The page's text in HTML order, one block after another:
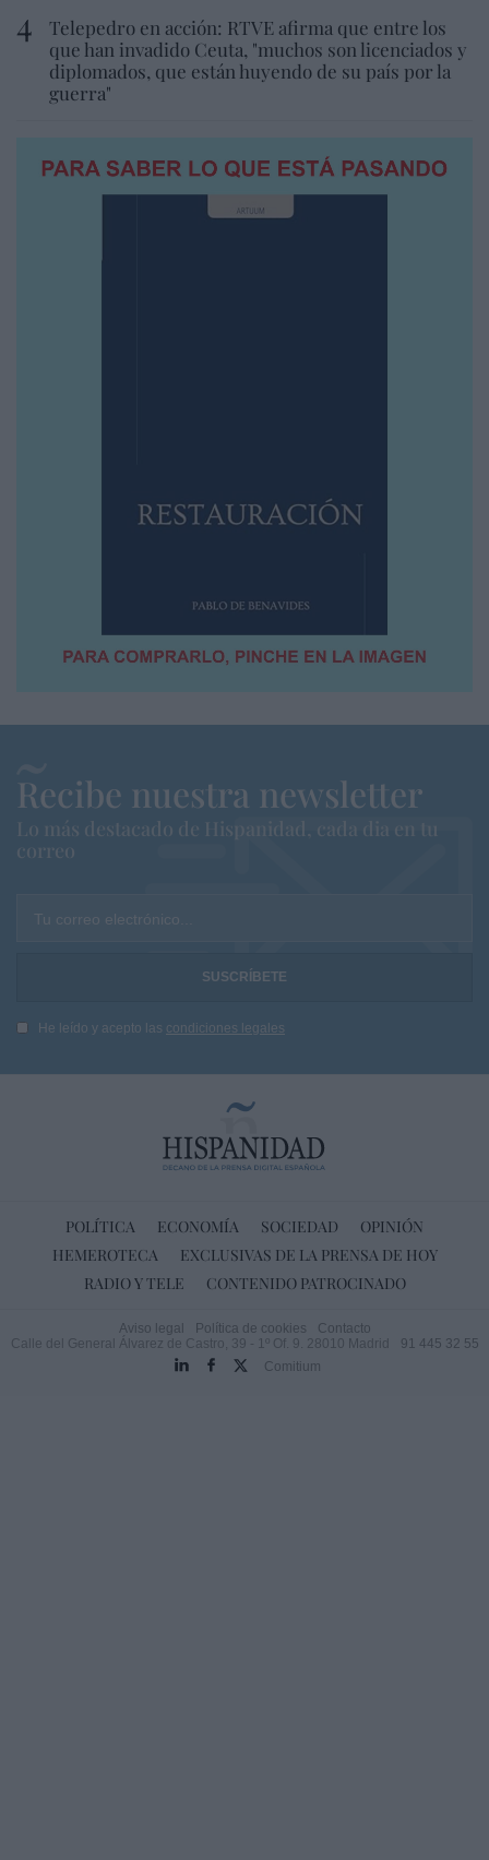
Telepedro en acción: RTVE afirma que entre los
que han invadido Ceuta, "muchos son licenciados y
diplomados, que están huyendo de su país por la
guerra"
Recibe nuestra newsletter
Lo más destacado de Hispanidad, cada dia en tu
correo
Tu correo electrónico...
He leído y acepto las condiciones legales
POLÍTICA ECONOMÍA SOCIEDAD
OPINIÓN
HEMEROTECA
EXCLUSIVAS DE LA PRENSA DE HOY
RADIO Y TELE
CONTENIDO PATROCINADO
Aviso legal Política de cookies
Contacto
Calle del General Álvarez de Castro, 39 - 1º Of. 9. 28010 Madrid
91 445 32 55
Comitium